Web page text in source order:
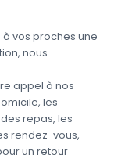
vos proches une
nous
appel à nos
les
repas, les
rendez-vous,
un retour